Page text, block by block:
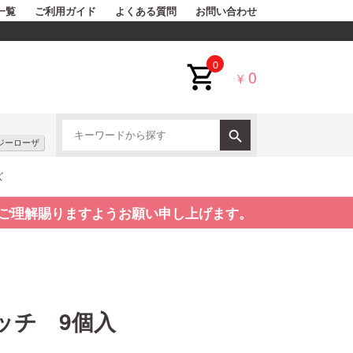
覧 ご利用ガイド よくある質問 お問い合わせ
0
¥ 0
ーローザ
解賜りますようお願い申し上げます。
チ 9個入